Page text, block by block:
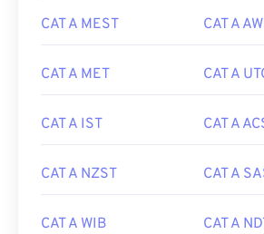
CAT A MEST CAT A
CAT A MET CAT A
CAT A IST CAT A
CAT A NZST CAT A
CAT A WIB CAT A